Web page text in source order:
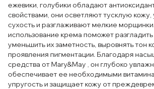
ежевики, голубики обладают
свойствами, они осветляют тусклую
сухость и разглаживают мелкие
использование крема поможет
уменьшить их заметность, выровнять тон
проявления пигментации. Благодаря
средства от Mary&May , он глубоко
обеспечивает ее необходимыми
упругость и защищает кожу от